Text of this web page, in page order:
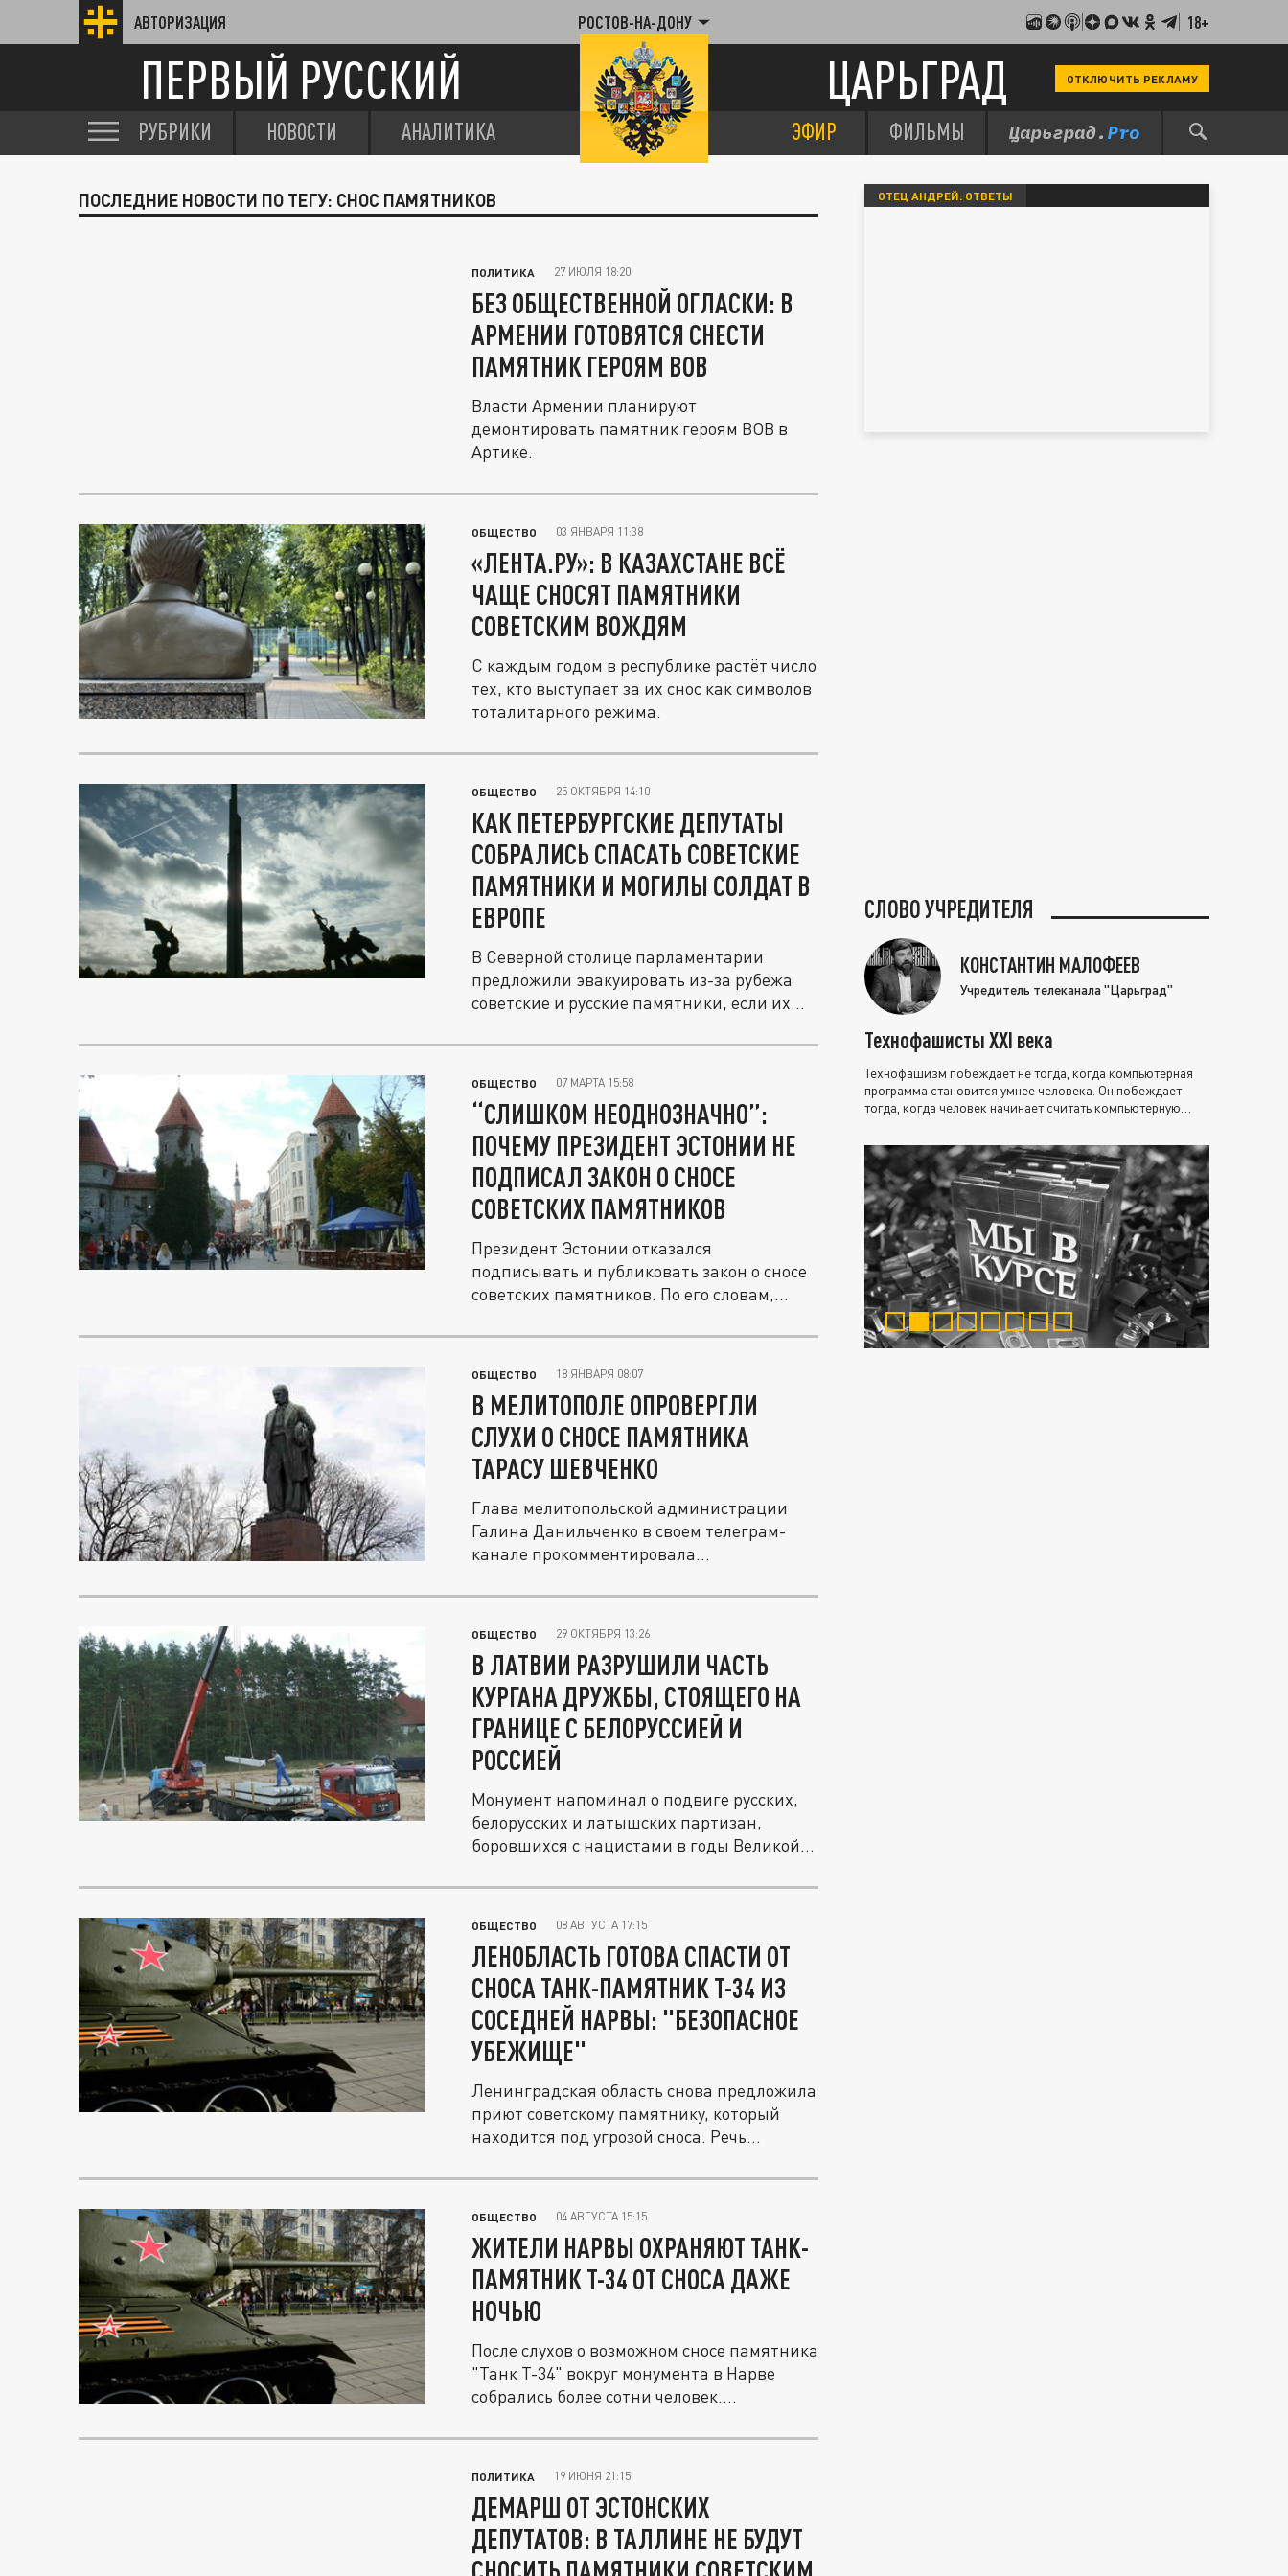
АВТОРИЗАЦИЯ РОСТОВ-НА-ДОНУ 18+
ПЕРВЫЙ РУССКИЙ ЦАРЬГРАД ОТКЛЮЧИТЬ РЕКЛАМУ
РУБРИКИ НОВОСТИ АНАЛИТИКА ЭФИР ФИЛЬМЫ
ПОСЛЕДНИЕ НОВОСТИ ПО ТЕГУ: СНОС ПАМЯТНИКОВ
ПОЛИТИКА 27 ИЮЛЯ 18:20
БЕЗ ОБЩЕСТВЕННОЙ ОГЛАСКИ: В
АРМЕНИИ ГОТОВЯТСЯ СНЕСТИ
ПАМЯТНИК ГЕРОЯМ ВОВ
Власти Армении планируют
демонтировать памятник героям ВОВ в
Артике.
ОБЩЕСТВО 03 ЯНВАРЯ 11:38
«ЛЕНТА.РУ»: В КАЗАХСТАНЕ ВСЁ
ЧАЩЕ СНОСЯТ ПАМЯТНИКИ
СОВЕТСКИМ ВОЖДЯМ
С каждым годом в республике растёт число
тех, кто выступает за их снос как символов
тоталитарного режима.
ОБЩЕСТВО 25 ОКТЯБРЯ 14:10
КАК ПЕТЕРБУРГСКИЕ ДЕПУТАТЫ
СОБРАЛИСЬ СПАСАТЬ СОВЕТСКИЕ
ПАМЯТНИКИ И МОГИЛЫ СОЛДАТ В
ЕВРОПЕ
В Северной столице парламентарии
предложили эвакуировать из-за рубежа
советские и русские памятники, если их...
ОБЩЕСТВО 07 МАРТА 15:58
“СЛИШКОМ НЕОДНОЗНАЧНО”:
ПОЧЕМУ ПРЕЗИДЕНТ ЭСТОНИИ НЕ
ПОДПИСАЛ ЗАКОН О СНОСЕ
СОВЕТСКИХ ПАМЯТНИКОВ
Президент Эстонии отказался
подписывать и публиковать закон о сносе
советских памятников. По его словам,
ОБЩЕСТВО 18 ЯНВАРЯ 08:07
В МЕЛИТОПОЛЕ ОПРОВЕРГЛИ
СЛУХИ О СНОСЕ ПАМЯТНИКА
ТАРАСУ ШЕВЧЕНКО
Глава мелитопольской администрации
Галина Данильченко в своем телеграм-
канале прокомментировала...
ОБЩЕСТВО 29 ОКТЯБРЯ 13:26
В ЛАТВИИ РАЗРУШИЛИ ЧАСТЬ
КУРГАНА ДРУЖБЫ, СТОЯЩЕГО НА
ГРАНИЦЕ С БЕЛОРУССИЕЙ И
РОССИЕЙ
Монумент напоминал о подвиге русских,
белорусских и латышских партизан,
боровшихся с нацистами в годы Великой...
ОБЩЕСТВО 08 АВГУСТА 17:15
ЛЕНОБЛАСТЬ ГОТОВА СПАСТИ ОТ
СНОСА ТАНК-ПАМЯТНИК Т-34 ИЗ
СОСЕДНЕЙ НАРВЫ: "БЕЗОПАСНОЕ
УБЕЖИЩЕ"
Ленинградская область снова предложила
приют советскому памятнику, который
находится под угрозой сноса. Речь...
ОБЩЕСТВО 04 АВГУСТА 15:15
ЖИТЕЛИ НАРВЫ ОХРАНЯЮТ ТАНК-
ПАМЯТНИК Т-34 ОТ СНОСА ДАЖЕ
НОЧЬЮ
После слухов о возможном сносе памятника
"Танк Т-34" вокруг монумента в Нарве
собрались более сотни человек....
ПОЛИТИКА 19 ИЮНЯ 21:15
ДЕМАРШ ОТ ЭСТОНСКИХ
ДЕПУТАТОВ: В ТАЛЛИНЕ НЕ БУДУТ
ОТЕЦ АНДРЕЙ: ОТВЕТЫ
СЛОВО УЧРЕДИТЕЛЯ
КОНСТАНТИН МАЛОФЕЕВ
Учредитель телеканала "Царьград"
Технофашисты XXI века
Технофашизм побеждает не тогда, когда компьютерная
программа становится умнее человека. Он побеждает
тогда, когда человек начинает считать компьютерную